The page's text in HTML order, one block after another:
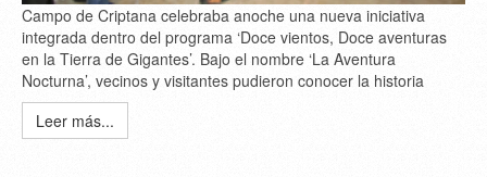
Campo de Criptana celebraba anoche una nueva iniciativa
integrada dentro del programa ‘Doce vientos, Doce aventuras
en la Tierra de Gigantes’. Bajo el nombre ‘La Aventura
Nocturna’, vecinos y visitantes pudieron conocer la historia
Leer más...